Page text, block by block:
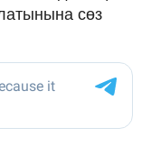
сөз